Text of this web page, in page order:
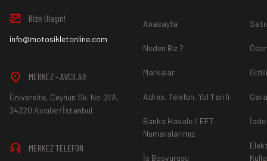
Aksi durum söz konusu olduğunda
*İade ve Değişim sürecinde ürünlerin "Gönderici Ödemeli”
Ürün mağazamıza ulaştıktan sonra gerekli incelemelerin
Bize Ulaşın!
info@motosikletonline.com
MERKEZ - AVCILAR
Üniversite, Ceyhun Sk. No:2/A,
34320 Avcılar/İstanbul
MERKEZ TELEFON
Anasayfa
Neden Biz ?
Markalar
Adres, Telefon, Yol Tarifi
Banka Havale / EFT
Numaralarımız
İş Başvurusu
İade